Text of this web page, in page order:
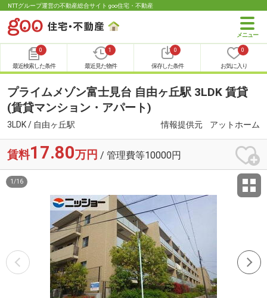
NTTグループ運営の不動産総合サイト goo住宅・不動産
0
最近検索した条件
1
最近見た物件
0
保存した条件
0
お気に入り
プライムメゾン富士見台 自由ヶ丘駅 3LDK 賃貸
(賃貸マンション・アパート)
3LDK / 自由ヶ丘駅 情報提供元 アットホーム
賃料17.80万円 / 管理費等10000円
1 /16